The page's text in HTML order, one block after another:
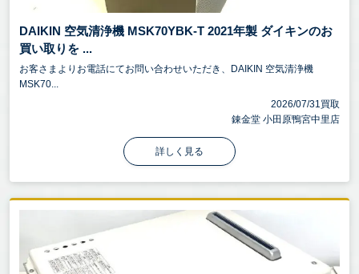
DAIKIN 空気清浄機 MSK70YBK-T 2021年製 ダイキンのお
買い取りを ...
お客さまよりお電話にてお問い合わせいただき、DAIKIN 空気清浄機
MSK70...
2026/07/31買取
錬金堂 小田原鴨宮中里店
詳しく見る